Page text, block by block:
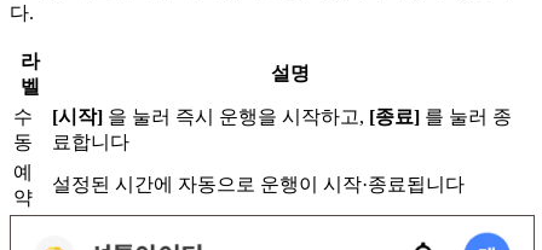
다.
라
벨
설명
수
동
[시작] 을 눌러 즉시 운행을 시작하고, [종료] 를 눌러 종
료합니다
예
약
설정된 시간에 자동으로 운행이 시작·종료됩니다